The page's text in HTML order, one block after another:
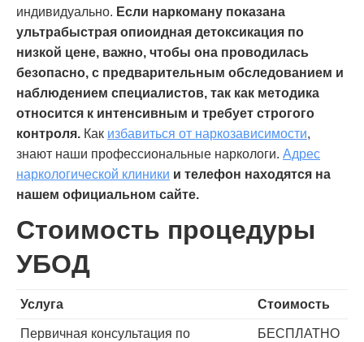
индивидуально. Если наркоману показана
ультрабыстрая опиоидная детоксикация по
низкой цене, важно, чтобы она проводилась
безопасно, с предварительным обследованием и
наблюдением специалистов, так как методика
относится к интенсивным и требует строгого
контроля. Как избавиться от наркозависимости,
знают наши профессиональные наркологи. Адрес
наркологической клиники и телефон находятся на
нашем официальном сайте.
Стоимость процедуры
УБОД
Услуга Стоимость
Первичная консультация по
БЕСПЛАТНО